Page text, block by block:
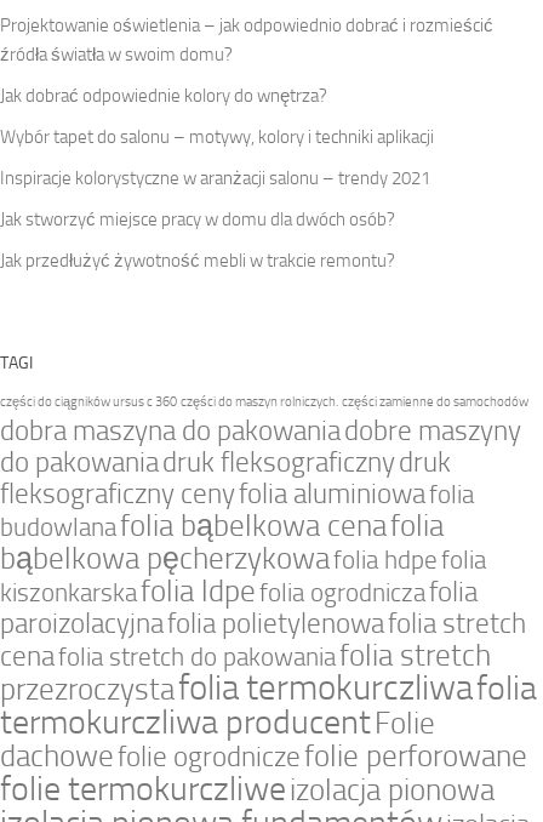
Projektowanie oświetlenia – jak odpowiednio dobrać i rozmieścić
źródła światła w swoim domu?
Jak dobrać odpowiednie kolory do wnętrza?
Wybór tapet do salonu – motywy, kolory i techniki aplikacji
Inspiracje kolorystyczne w aranżacji salonu – trendy 2021
Jak stworzyć miejsce pracy w domu dla dwóch osób?
Jak przedłużyć żywotność mebli w trakcie remontu?
TAGI
części do ciągników ursus c 360 części do maszyn rolniczych. części zamienne do samochodów
dobra maszyna do pakowaniadobre maszyny
do pakowaniadruk fleksograficznydruk
fleksograficzny cenyfolia aluminiowafolia
budowlanafolia bąbelkowa cenafolia
bąbelkowa pęcherzykowafolia hdpefolia
kiszonkarskafolia ldpefolia ogrodniczafolia
paroizolacyjnafolia polietylenowafolia stretch
cenafolia stretch do pakowaniafolia stretch
przezroczystafolia termokurczliwafolia
termokurczliwa producentFolie
dachowefolie ogrodniczefolie perforowane
folie termokurczliwe izolacja pionowa